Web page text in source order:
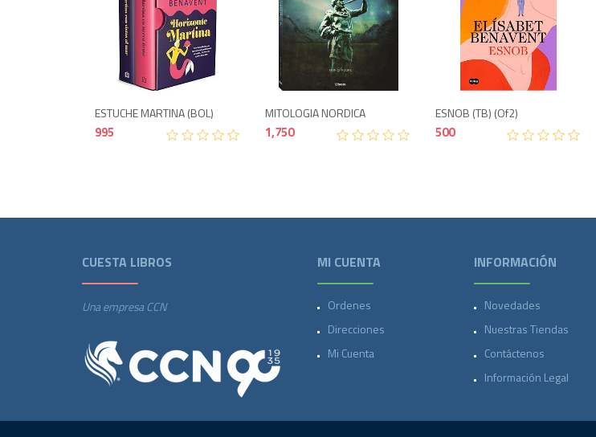
995
ESTUCHE MARTINA (BOL)
995
1,750
MITOLOGIA NORDICA
1,750
Agotado
ESNOB (TB) (of2)
500
Agotado
CUESTA LIBROS
Una empresa CCN
MI CUENTA
Ordenes
Direcciones
Mi Cuenta
INFORMACIÓN
Novedades
Nuestras Tiendas
Contáctenos
Información Legal